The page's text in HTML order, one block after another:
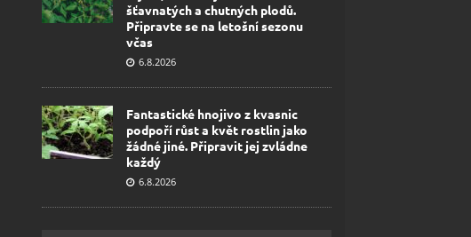
šťavnatých a chutných plodů.
Připravte se na letošní sezonu
včas
6.8.2026
Fantastické hnojivo z kvasnic
podpoří růst a květ rostlin jako
žádné jiné. Připravit jej zvládne
každý
6.8.2026